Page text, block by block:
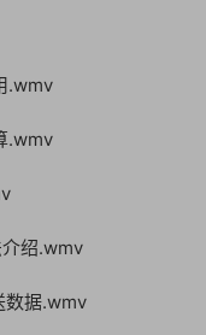
.wmv
.wmv
绍.wmv
据.wmv